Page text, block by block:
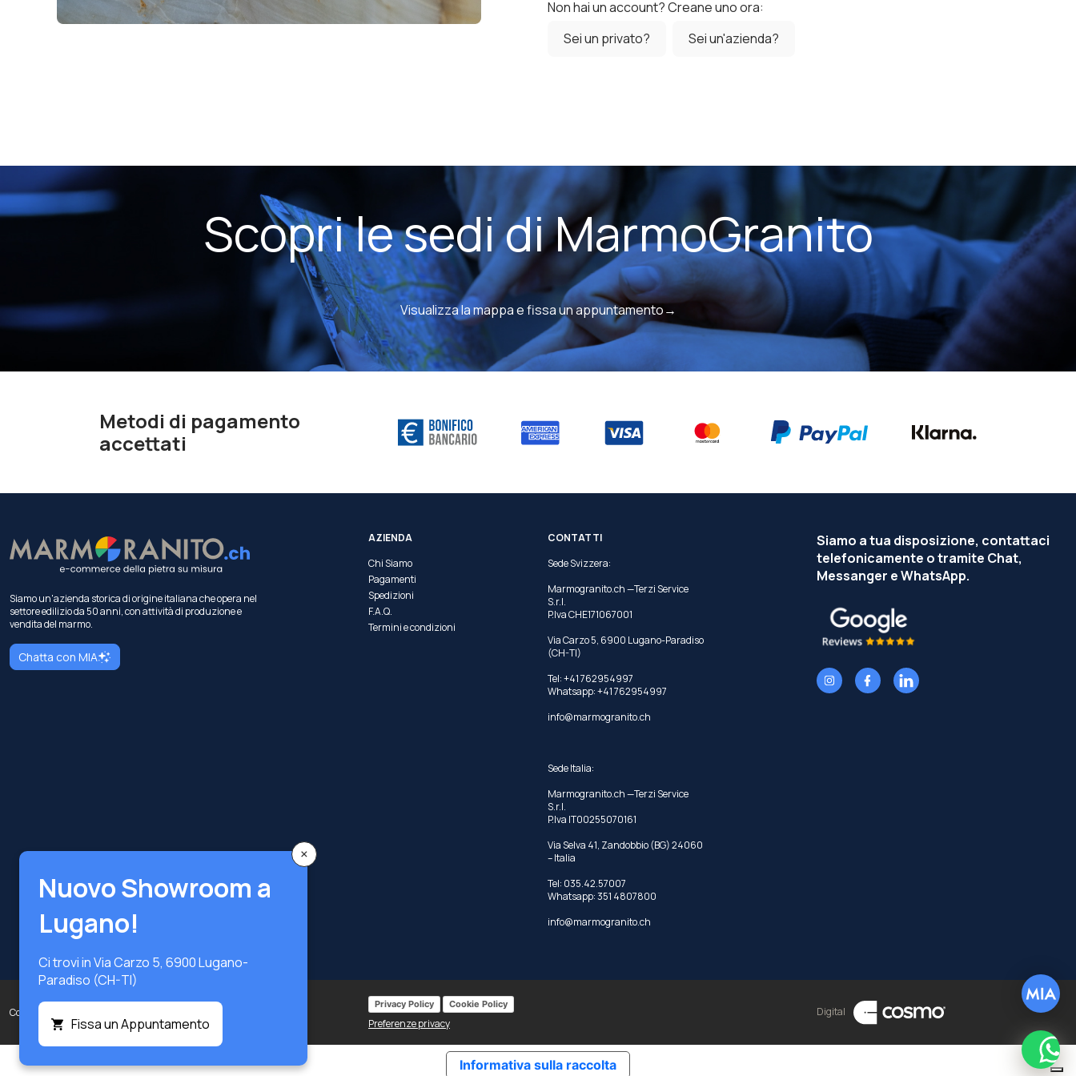
Non hai un account? Creane uno ora:
Sei un privato?
Sei un'azienda?
Scopri le sedi di MarmoGranito
Visualizza la mappa e fissa un appuntamento→
Metodi di pagamento
accettati
Siamo un'azienda storica di origine italiana che opera nel
settore edilizio da 50 anni, con attività di produzione e
vendita del marmo.
Chatta con MIA
AZIENDA
Chi Siamo
Pagamenti
Spedizioni
F.A.Q.
Termini e condizioni
CONTATTI
Sede Svizzera:
Marmogranito.ch —Terzi Service
S.r.l.
P.Iva CHE171067001
Via Carzo 5, 6900 Lugano-Paradiso
(CH-TI)
Tel: +41 762954997
Whatsapp:+41 762954997
info@marmogranito.ch
Sede Italia:
Marmogranito.ch —Terzi Service
S.r.l.
P.Iva IT00255070161
Via Selva 41, Zandobbio (BG) 24060
– Italia
Tel: 035.42.57007
Whatsapp:351 4807800
info@marmogranito.ch
Siamo a tua disposizione, contattaci
telefonicamente o tramite Chat,
Messanger e WhatsApp.
Copyright © Terzi Service S.r.l. — Tutti i diritti riservati.
Privacy Policy Cookie Policy
Preferenze privacy
Digital
×
Nuovo Showroom a
Lugano!
Ci trovi in Via Carzo 5, 6900 Lugano-
Paradiso (CH-TI)
Fissa un Appuntamento
Informativa sulla raccolta